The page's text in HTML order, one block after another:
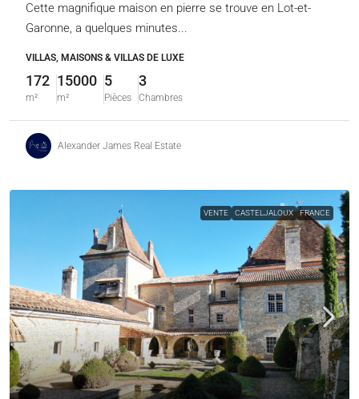
Cette magnifique maison en pierre se trouve en Lot-et-
Garonne, a quelques minutes...
VILLAS, MAISONS & VILLAS DE LUXE
172
m²
15000
m²
5
Pièces
3
Chambres
Alexander James Real Estate
VENTE CASTELJALOUX FRANCE